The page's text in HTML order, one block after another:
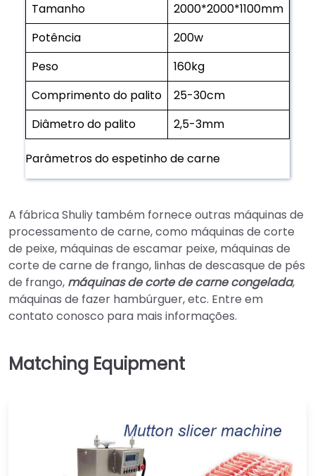
Tamanho
2000*2000*1100mm
Potência
200w
Peso
160kg
Comprimento do palito
25-30cm
Diâmetro do palito
2,5-3mm
Parâmetros do espetinho de carne
A fábrica Shuliy também fornece outras máquinas de
processamento de carne, como máquinas de corte
de peixe, máquinas de escamar peixe, máquinas de
corte de carne de frango, linhas de descasque de pés
de frango, máquinas de corte de carne congelada,
máquinas de fazer hambúrguer, etc. Entre em
contato conosco para mais informações.